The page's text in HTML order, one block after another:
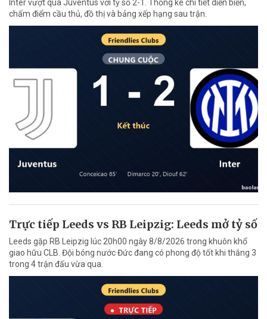
Inter vượt qua Juventus với tỷ số 2-1. Thống kê chi tiết diễn biến,
chấm điểm cầu thủ, đồ thị và bảng xếp hạng sau trận.
Trực tiếp Leeds vs RB Leipzig: Leeds mở tỷ số
Leeds gặp RB Leipzig lúc 20h00 ngày 8/8/2026 trong khuôn khổ
giao hữu CLB. Đội bóng nước Đức đang có phong độ tốt khi thắng 3
trong 4 trận đấu vừa qua.